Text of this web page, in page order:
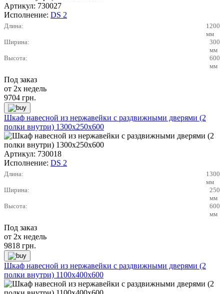
Артикул: 730027
Исполнение: DS 2
Длина:
1200
мм
Ширина:
300
мм
Высота:
600
мм
Под заказ
от 2х недель
9704 грн.
Шкаф навесной из нержавейки с раздвижными дверями (2
полки внутри) 1300х250х600
Артикул: 730018
Исполнение: DS 2
Длина:
1300
мм
Ширина:
250
мм
Высота:
600
мм
Под заказ
от 2х недель
9818 грн.
Шкаф навесной из нержавейки с раздвижными дверями (2
полки внутри) 1100х400х600